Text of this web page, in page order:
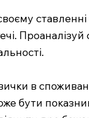
Проаналізуй
в
бути